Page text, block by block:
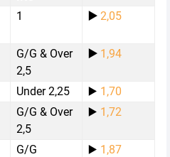
1 ▶️ 2,05
G/G & Over
2,5
▶️ 1,94
Under 2,25 ▶️ 1,70
G/G & Over
2,5
▶️ 1,72
G/G ▶️ 1,87